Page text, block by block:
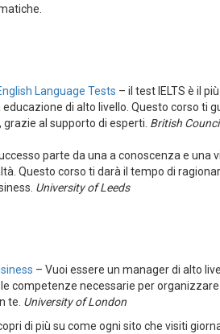
Language Tests – il test IELTS è il
di alto livello. Questo corso ti
al supporto di esperti. British
parte da una a conoscenza e
Questo corso ti darà il tempo di
University of Leeds
– Vuoi essere un manager di alto
competenze necessarie per
te. University of London
di più su come ogni sito che visiti